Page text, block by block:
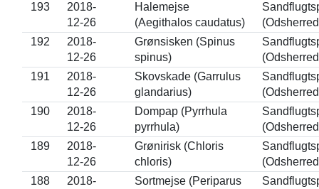
193
2018-
12-26
Halemejse
(Aegithalos caudatus)
192
2018-
12-26
Grønsisken (Spinus
spinus)
191
2018-
12-26
Skovskade (Garrulus
glandarius)
190
2018-
12-26
Dompap (Pyrrhula
pyrrhula)
189
2018-
12-26
Grønirisk (Chloris
chloris)
188
2018-
Sortmejse (Periparus